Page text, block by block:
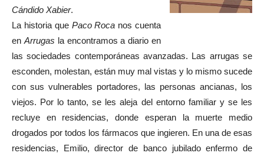
Cándido Xabier.
La historia que Paco Roca nos cuenta
en Arrugas la encontramos a diario en
las sociedades contemporáneas avanzadas. Las arrugas se
esconden, molestan, están muy mal vistas y lo mismo sucede
con sus vulnerables portadores, las personas ancianas, los
viejos. Por lo tanto, se les aleja del entorno familiar y se les
recluye en residencias, donde esperan la muerte medio
drogados por todos los fármacos que ingieren. En una de esas
residencias, Emilio, director de banco jubilado enfermo de